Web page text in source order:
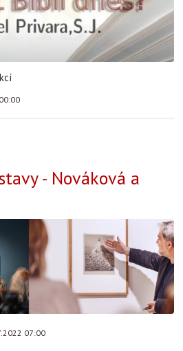
- Nováková a
07:00